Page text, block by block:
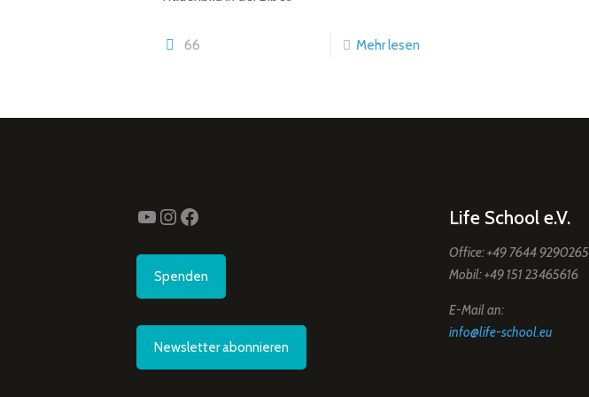
66 Mehr lesen
YouTube
Instagram
Facebook
Spenden
Newsletter abonnieren
Life School e.V.
Office: +49 7644 9290265
Mobil: +49 151 23465616
E-Mail an:
info@life-school.eu